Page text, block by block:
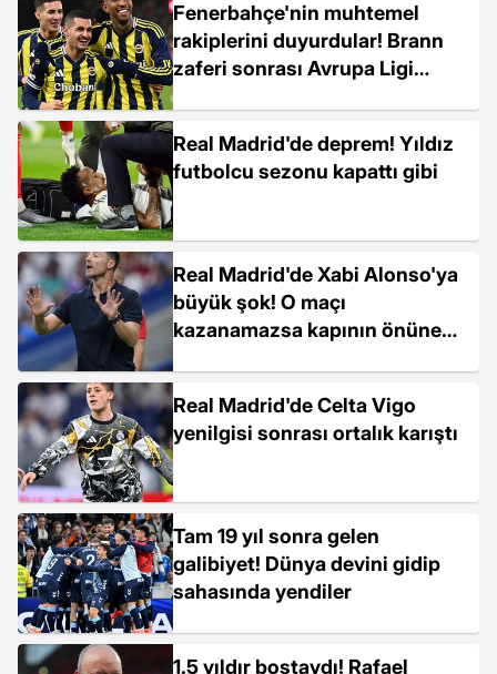
Fenerbahçe'nin muhtemel
rakiplerini duyurdular! Brann
zaferi sonrası Avrupa Ligi
Real Madrid'de deprem! Yıldız
futbolcu sezonu kapattı gibi
Real Madrid'de Xabi Alonso'ya
büyük şok! O maçı
kazanamazsa kapının önüne
Real Madrid'de Celta Vigo
yenilgisi sonrası ortalık karıştı
Tam 19 yıl sonra gelen
galibiyet! Dünya devini gidip
sahasında yendiler
1.5 yıldır boştaydı! Rafael